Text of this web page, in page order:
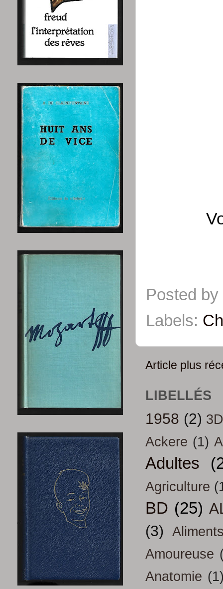
Posted by
Labels:
Article plus
LIBELLÉS
1958 (2)
Ackere (1)
Adultes
Agriculture
BD (25)
(3)
Amoureuse
Anatomie